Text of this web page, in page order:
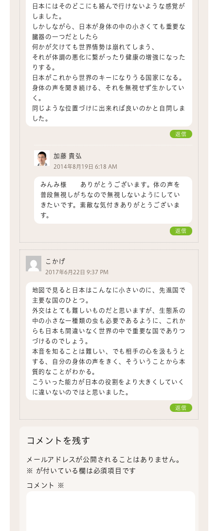
日本にはそのどこにも絡んで行けないような感覚が
しました。
しかしながら、日本が身体の中の小さくても重要な
臓器の一つだとしたら
何かが欠けても世界情勢は崩れてしまう、
それが体調の悪化に繋がったり健康の増強になった
りする。
日本がこれから世界のキーになりうる国家になる。
身体の声を聞き続ける、それを無視せず生かしてい
く。
同じような位置づけに出来れば良いのかと自問しま
した。
返信
加藤 貴弘
2014年8月19日 6:18 AM
みんみ様 ありがとうございます。体の声を
普段無視しがちなので無視しないようにしてい
きたいです。素敵な気付きありがとうございま
す。
返信
こかげ
2017年6月22日 9:37 PM
地図で見ると日本はこんなに小さいのに、先進国で
主要な国のひとつ。
外交はとても難しいものだと思いますが、生態系の
中の小さな一種類の虫も必要であるように、これか
らも日本も間違いなく世界の中で重要な国でありつ
づけるのでしょう。
本音を知ることは難しい、でも相手の心を汲もうと
する、自分の身体の声をきく、そういうことから本
質的なことがわかる。
こういった能力が日本の役割をより大きくしていく
に違いないのではと思いました。
返信
コメントを残す
メールアドレスが公開されることはありません。
※
が付いている欄は必須項目です
コメント ※